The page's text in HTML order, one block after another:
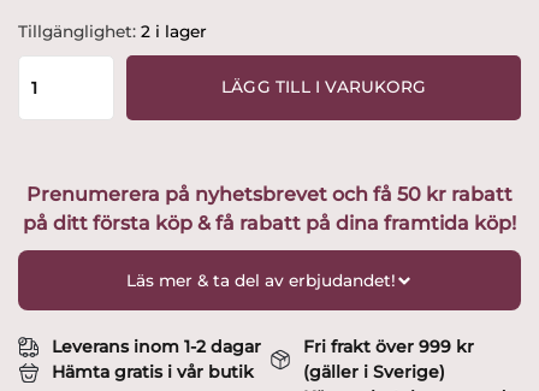
Tillgänglighet: 2 i lager
Kosta
Boda
Vas
AC-
19
Design
LÄGG TILL I VARUKORG
Prenumerera på nyhetsbrevet och få 50 kr rabatt
på ditt första köp & få rabatt på dina framtida köp!
Läs mer & ta del av erbjudandet!
Leverans inom 1-2 dagar
Hämta gratis i vår butik
Fri frakt över 999 kr
(gäller i Sverige)